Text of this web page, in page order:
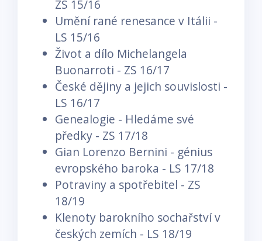
ZS 15/16
Umění rané renesance v Itálii -
LS 15/16
Život a dílo Michelangela
Buonarroti - ZS 16/17
České dějiny a jejich souvislosti -
LS 16/17
Genealogie - Hledáme své
předky - ZS 17/18
Gian Lorenzo Bernini - génius
evropského baroka - LS 17/18
Potraviny a spotřebitel - ZS
18/19
Klenoty barokního sochařství v
českých zemích - LS 18/19